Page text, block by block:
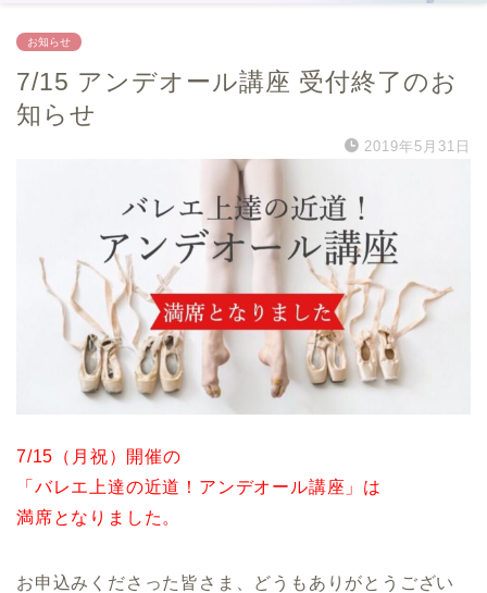
お知らせ
7/15 アンデオール講座 受付終了のお
知らせ
2019年5月31日
7/15（月祝）開催の
「バレエ上達の近道！アンデオール講座」は
満席となりました。
お申込みくださった皆さま、どうもありがとうござい